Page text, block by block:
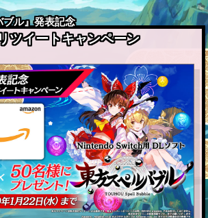
ブル』発表記念
ツイートキャンペーン